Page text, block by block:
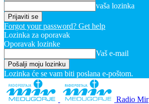
vaša lozinka
Forgot your password? Get help
Lozinka za oporavak
Oporavak lozinke
Vaš e-mail
Lozinka će se vam biti poslana e-poštom.
Radio Mir